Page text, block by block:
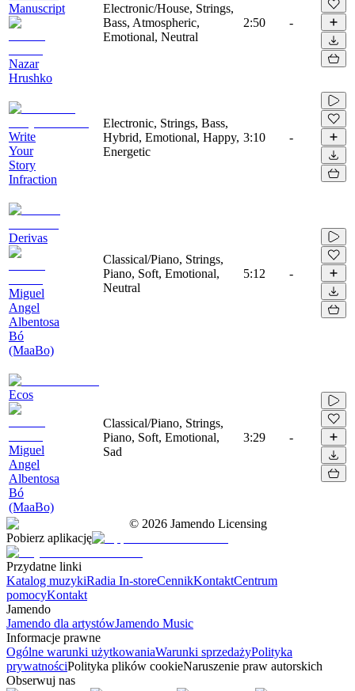
Manuscript
Nazar
Hrushko
Electronic/House, Strings,
Bass, Atmospheric,
Emotional, Neutral
2:50 -
Write
Your
Story
Infraction
Electronic, Strings, Bass,
Hybrid, Emotional, Happy,
Energetic
3:10 -
Derivas
Miguel
Angel
Albentosa
Bó
(MaaBo)
Classical/Piano, Strings,
Piano, Soft, Emotional,
Neutral
5:12 -
Ecos
Miguel
Angel
Albentosa
Bó
(MaaBo)
Classical/Piano, Strings,
Piano, Soft, Emotional,
Sad
3:29 -
© 2026 Jamendo Licensing
Pobierz aplikację
Przydatne linki
Katalog muzykiRadia In-storeCennikKontaktCentrum
pomocyKontakt
Jamendo
Jamendo dla artystówJamendo Music
Informacje prawne
Ogólne warunki użytkowaniaWarunki sprzedażyPolityka
prywatnościPolityka plików cookieNaruszenie praw autorskich
Obserwuj nas